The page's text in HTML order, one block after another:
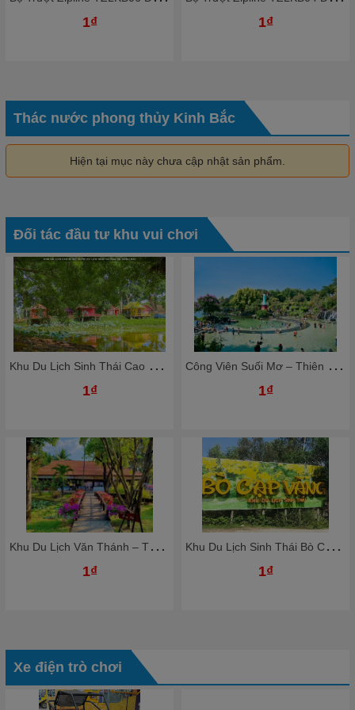
1₫ 1₫
Thác nước phong thủy Kinh Bắc
Hiện tại mục này chưa cập nhật sản phẩm.
Đối tác đầu tư khu vui chơi
K
hu Du Lịch Sinh Thái Cao Minh - Thiên Đường Nghỉ Dưỡng Giữa Lòng Đồng Nai
1₫
K
hu Du Lịch Văn Thánh – Thiên Đường Nghỉ Dưỡng Giữa Lòng Sài Gòn
1₫
C
ông Viên Suối Mơ – Thiên Đường Giải Trí Xanh Giữa Thiên Nhiên
1₫
K
hu Du Lịch Sinh Thái Bò Cạp Vàng – Thiên Đường Giải Trí Xanh Gần Sài Gòn
1₫
Xe điện trò chơi